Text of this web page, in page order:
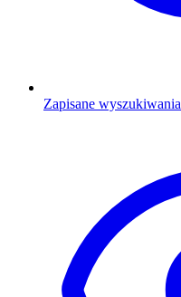
Zapisane wyszukiwania